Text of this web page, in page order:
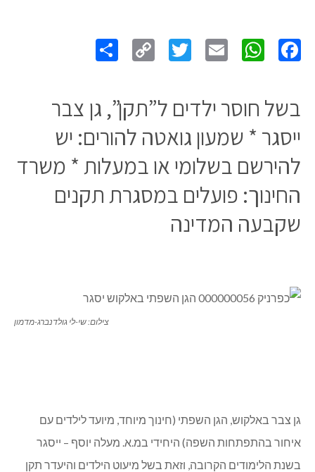
Link
בשל חוסר ילדים ל”תקן”, גן צבר
ייסגר * שמעון גואטה להורים: יש
להירשם בשלומי או במעלות * משרד
החינוך: פועלים במסגרת תקנים
שקבעה המדינה
צילום: שי-לי גולדנברג-מדמון
גן צבר באלקוש, הגן השפתי (חינוך מיוחד, מיועד לילדים עם
איחור בהתפתחות השפה) היחידי במ.א. מעלה יוסף – ייסגר
בשנת הלימודים הקרובה, וזאת בשל מיעוט הילדים והיעדר תקן